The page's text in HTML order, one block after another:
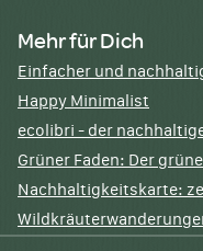
Mehr für Dich
Einfacher und
Happy Minimalist
ecolibri - der
Grüner Faden: Der
Nachhaltigkeitskarte: